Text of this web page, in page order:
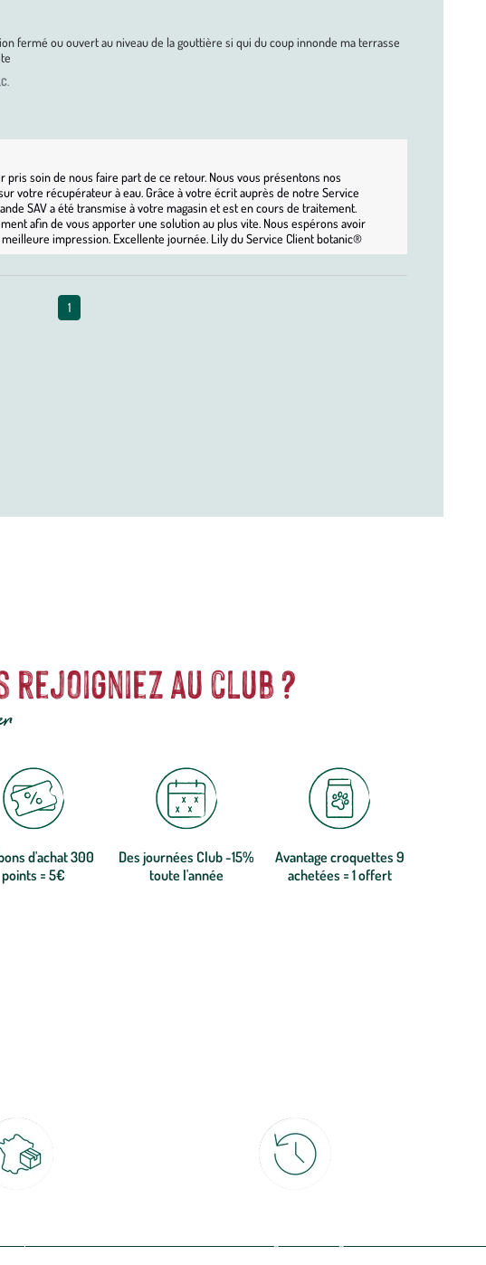
fermé ou ouvert au niveau de la gouttière si qui du coup innonde ma terrasse
pris soin de nous faire part de ce retour. Nous vous présentons nos
votre récupérateur à eau. Grâce à votre écrit auprès de notre Service
SAV a été transmise à votre magasin et est en cours de traitement.
afin de vous apporter une solution au plus vite. Nous espérons avoir
impression. Excellente journée. Lily du Service Client botanic®
1
rejoigniez au club ?
d'achat 300
points = 5€
Des journées Club -15%
toute l'année
Avantage croquettes 9
achetées = 1 offert